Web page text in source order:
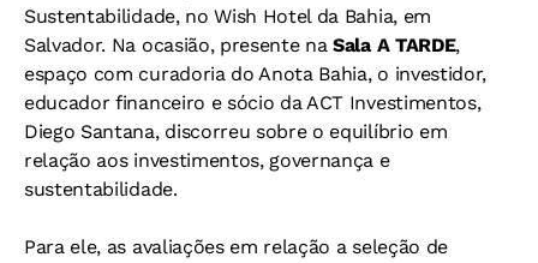
Sustentabilidade, no Wish Hotel da Bahia, em
Salvador. Na ocasião, presente naSala A TARDE,
espaço com curadoria do Anota Bahia, o investidor,
educador financeiro e sócio da ACT Investimentos,
Diego Santana, discorreu sobre o equilíbrio em
relação aos investimentos, governança e
sustentabilidade.
Para ele, as avaliações em relação a seleção de